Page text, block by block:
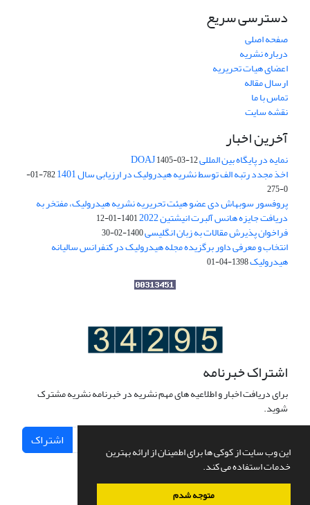
این وب سایت از کوکی ها برای اطمینان از ارائه بهترین
خدمات استفاده می کند.
متوجه شدم
دسترسی سریع
صفحه اصلی
درباره نشریه
اعضای هیات تحریریه
ارسال مقاله
تماس با ما
نقشه سایت
آخرین اخبار
نمایه در پایگاه بین المللی DOAJ1405-03-12
اخذ مجدد رتبه الف توسط نشریه هیدرولیک در ارزیابی سال 1401
782-01-
0-275
پروفسور سوبهاش دی عضو هیئت تحریریه نشریه هیدرولیک، مفتخر به
دریافت جایزه هانس آلبرت انیشتین 2022 1401-01-12
فراخوان پذیرش مقالات به زبان انگلیسی1400-02-30
انتخاب و معرفی داور برگزیده مجله هیدرولیک در کنفرانس سالیانه
هیدرولیک1398-04-01
اشتراک خبرنامه
برای دریافت اخبار و اطلاعیه های مهم نشریه در خبرنامه نشریه مشترک
شوید.
اشتراک